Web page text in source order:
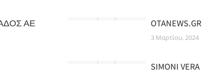
ΑΕ OTANEWS.GR
3 Μαρτίου, 2024
SIMONI VERA